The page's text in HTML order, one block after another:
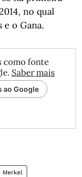
no qual
e o Gana.
como fonte
Saber mais
ao Google
Merkel